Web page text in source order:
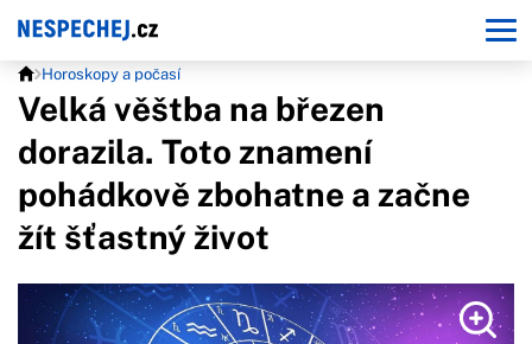
Horoskopy a počasí
Velká věštba na březen
dorazila. Toto znamení
pohádkově zbohatne a začne
žít šťastný život